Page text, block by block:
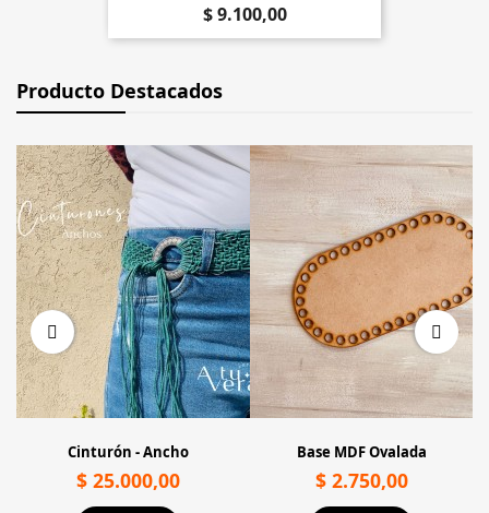
$ 9.100,00
Producto Destacados
Cinturón - Ancho
$ 25.000,00
Base MDF Ovalada
$ 2.750,00